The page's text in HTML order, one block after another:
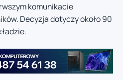
komunikacie
Decyzja dotyczy około 90